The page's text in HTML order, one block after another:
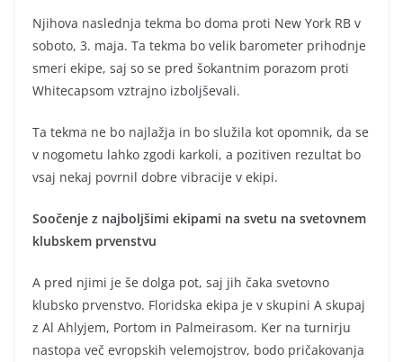
Njihova naslednja tekma bo doma proti New York RB v
soboto, 3. maja. Ta tekma bo velik barometer prihodnje
smeri ekipe, saj so se pred šokantnim porazom proti
Whitecapsom vztrajno izboljševali.
Ta tekma ne bo najlažja in bo služila kot opomnik, da se
v nogometu lahko zgodi karkoli, a pozitiven rezultat bo
vsaj nekaj povrnil dobre vibracije v ekipi.
Soočenje z najboljšimi ekipami na svetu na svetovnem
klubskem prvenstvu
A pred njimi je še dolga pot, saj jih čaka svetovno
klubsko prvenstvo. Floridska ekipa je v skupini A skupaj
z Al Ahlyjem, Portom in Palmeirasom. Ker na turnirju
nastopa več evropskih velemojstrov, bodo pričakovanja